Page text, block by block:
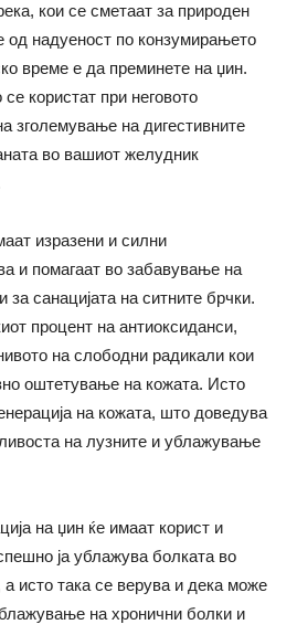
кои се сметаат за природен
од надуеност по конзумирањето
време е да преминете на џин.
користат при неговото
зголемување на дигестивните
во вашиот желудник
изразени и силни
и помагаат во забавување на
санацијата на ситните брчки.
процент на антиоксиданси,
на слободни радикали кои
оштетување на кожата. Исто
на кожата, што доведува
на лузните и ублажување
на џин ќе имаат корист и
ја ублажува болката во
а исто така се верува и дека може
на хронични болки и